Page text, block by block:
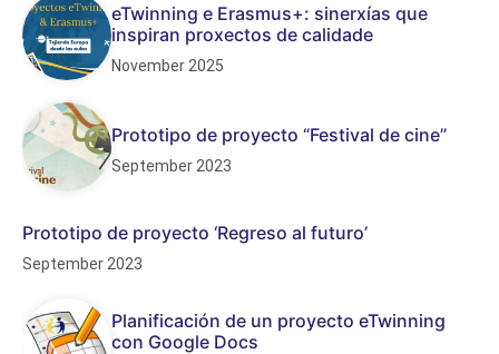
eTwinning e Erasmus+: sinerxías que
inspiran proxectos de calidade
November 2025
Prototipo de proyecto “Festival de cine”
September 2023
Prototipo de proyecto ‘Regreso al futuro’
September 2023
Planificación de un proyecto eTwinning
con Google Docs